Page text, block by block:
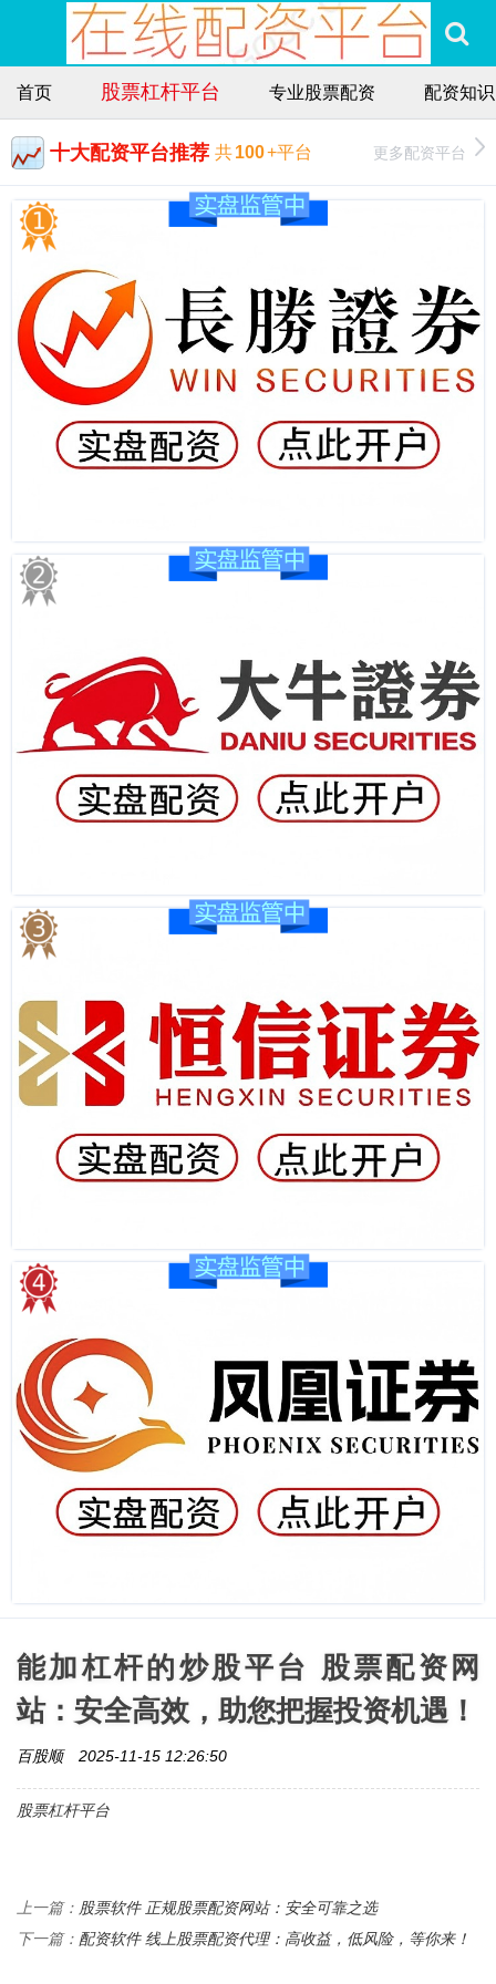
首页 股票杠杆平台 专业股票配资 配资知
十大配资平台推荐 共100+平台 更多配资平台
能加杠杆的炒股平台 股票配资网
站：安全高效，助您把握投资机遇！
百股顺 2025-11-15 12:26:50
股票杠杆平台
上一篇： 股票软件 正规股票配资网站：安全可靠之选
下一篇： 配资软件 线上股票配资代理：高收益，低风险，等你来！